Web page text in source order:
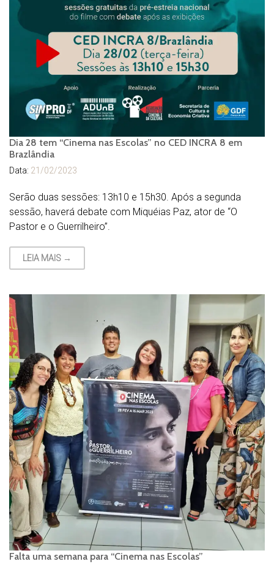
Dia 28 tem “Cinema nas Escolas” no CED INCRA 8 em
Brazlândia
Data: 21/02/2023
Serão duas sessões: 13h10 e 15h30. Após a segunda
sessão, haverá debate com Miquéias Paz, ator de “O
Pastor e o Guerrilheiro”.
LEIA MAIS →
Falta uma semana para “Cinema nas Escolas”